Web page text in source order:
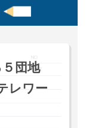
団地
レワー